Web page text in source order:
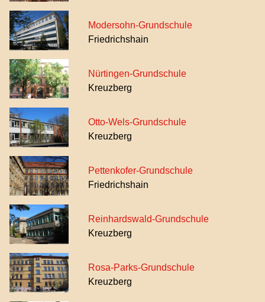
Modersohn-Grundschule
Friedrichshain
Nürtingen-Grundschule
Kreuzberg
Otto-Wels-Grundschule
Kreuzberg
Pettenkofer-Grundschule
Friedrichshain
Reinhardswald-Grundschule
Kreuzberg
Rosa-Parks-Grundschule
Kreuzberg